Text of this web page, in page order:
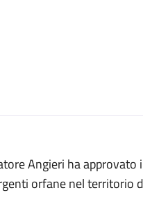
Angieri ha
orfane nel territorio